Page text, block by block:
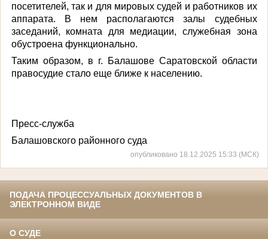
посетителей, так и для мировых судей и работников их
аппарата. В нем располагаются залы судебных
заседаний, комната для медиации, служебная зона
обустроена функционально.
Таким образом, в г. Балашове Саратовской области
правосудие стало еще ближе к населению.
Пресс-служба
Балашовского районного суда
опубликовано 18.12.2025 15:33 (МСК)
ПОДАЧА ПРОЦЕССУАЛЬНЫХ ДОКУМЕНТОВ В
ЭЛЕКТРОННОМ ВИДЕ
О СУДЕ